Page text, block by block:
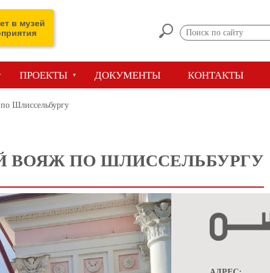
в музей
ПРОЕКТЫ ДОКУМЕНТЫ КОНТАКТЫ
Шлиссельбургу
ВОЯЖ ПО ШЛИССЕЛЬБУРГУ